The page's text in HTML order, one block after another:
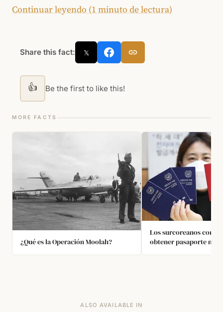
Continuar leyendo (1 minuto de lectura)
Share this fact: 𝕏
👍 Be the first to like this!
MORE FACTS
¿Qué es la Operación Moolah?
Los surcoreanos
obtener pasaporte ni
ALSO AVAILABLE IN